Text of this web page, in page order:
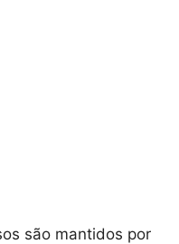
são mantidos por